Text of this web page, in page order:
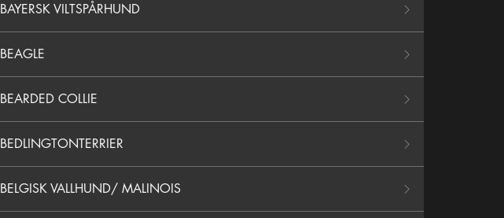
BAYERSK VILTSPÅRHUND
BEAGLE
BEARDED COLLIE
BEDLINGTONTERRIER
BELGISK VALLHUND/ MALINOIS